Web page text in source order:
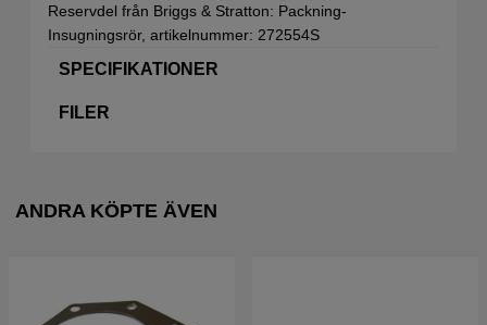
Reservdel från Briggs & Stratton: Packning-
Insugningsrör, artikelnummer: 272554S
SPECIFIKATIONER
FILER
ANDRA KÖPTE ÄVEN